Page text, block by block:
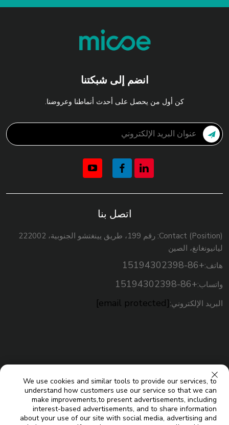
انضم إلى شبكتنا
كن أول من يحصل على أحدث أنماطنا وعروضنا.
اتصل بنا
Contact (Position): رقم 199، طريق يينغتشو الجنوبية، 222002
ليانيونغانغ، الصين
هاتف:+86-15194302398
واتساب:+86-15194302398
البريد الإلكتروني:[email protected]
We use cookies and similar tools to provide our services, to
understand how customers use our service so that we can
make improvements,to present advertisements, including
interest-based advertisements, and to share information
about your use of our site with social media, advertising and